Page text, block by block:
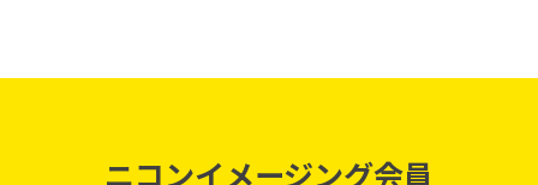
ニコンイメージング会員